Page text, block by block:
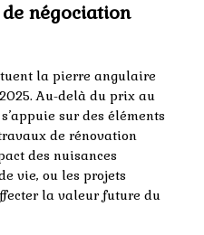
négociation
la pierre angulaire
Au-delà du prix au
sur des éléments
de rénovation
des nuisances
vie, ou les projets
la valeur future du